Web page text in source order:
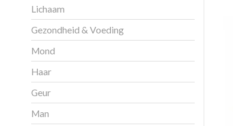
Lichaam
Gezondheid & Voeding
Mond
Haar
Geur
Man